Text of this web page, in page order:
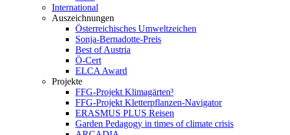
International
Auszeichnungen
Österreichisches Umweltzeichen
Sonja-Bernadotte-Preis
Best of Austria
Ö-Cert
ELCA Award
Projekte
FFG-Projekt Klimagärten³
FFG-Projekt Kletterpflanzen-Navigator
ERASMUS PLUS Reisen
Garden Pedagogy in times of climate crisis